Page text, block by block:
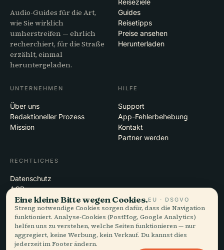
Audio-Guides für die Art,
wie Sie wirklich
umherstreifen — ehrlich
recherchiert, für die Straße
erzählt, einmal
heruntergeladen.
Reiseziele
Guides
Reisetipps
Preise ansehen
Herunterladen
UNTERNEHMEN
Über uns
Redaktioneller Prozess
Mission
HILFE
Support
App-Fehlerbehebung
Kontakt
Partner werden
RECHTLICHES
Datenschutz
AGB
Cookie-Einstellungen
Konto löschen
Eine kleine Bitte wegen Cookies.EU · DSGVO
Streng notwendige Cookies sorgen dafür, dass die Navigation
funktioniert. Analyse-Cookies (PostHog, Google Analytics)
helfen uns zu verstehen, welche Seiten funktionieren — nur
aggregiert, keine Werbung, kein Verkauf. Du kannst dies
jederzeit im Footer ändern.